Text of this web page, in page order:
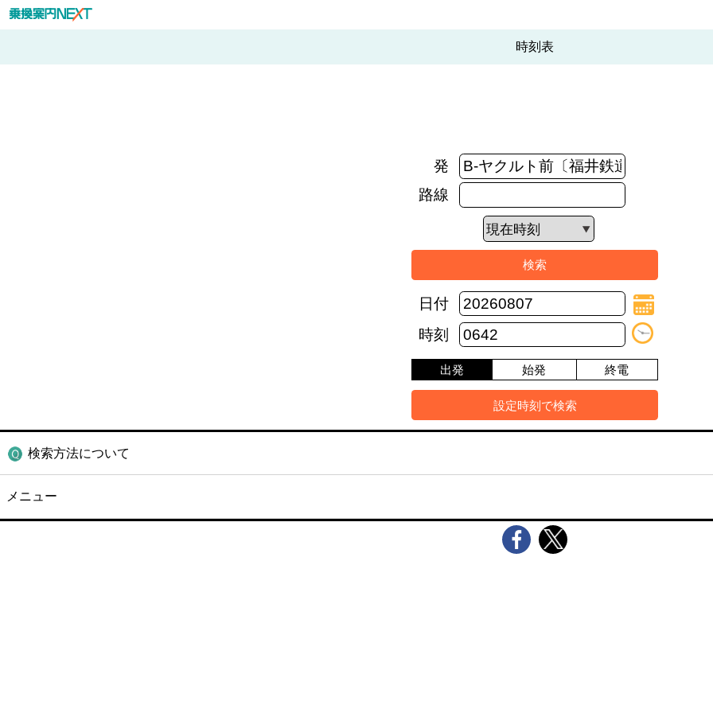
時刻表
発
路線
日付
時刻
出発 始発 終電
検索方法について
メニュー